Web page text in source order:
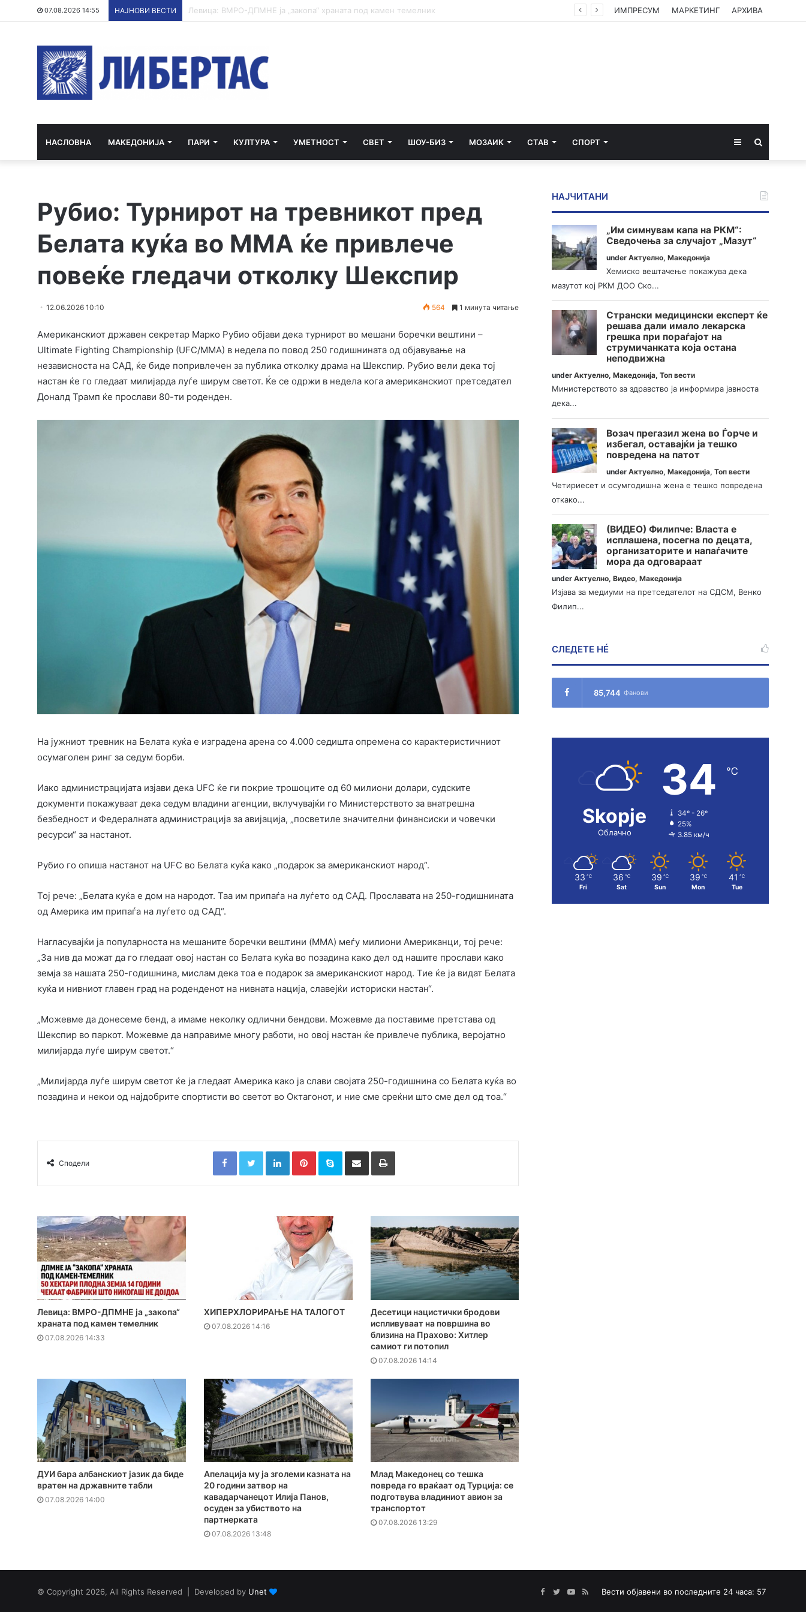
07.08.2026 14:55 НАЈНОВИ ВЕСТИ ХИПЕРХЛОРИРАЊЕ НА ТАЛОГОТ ИМПРЕСУМ МАРКЕТИНГ АРХИВА
НАСЛОВНА МАКЕДОНИЈА ПАРИ КУЛТУРА УМЕТНОСТ СВЕТ ШОУ-БИЗ МОЗАИК СТАВ СПОРТ Sidebar
Рубио: Турнирот на тревникот пред
Белата куќа во ММА ќе привлече
повеќе гледачи отколку Шекспир
12.06.2026 10:10 564 1 минута читање
Aмериканскиот државен секретар Марко Рубио објави дека турнирот во мешани боречки вештини –
Ultimate Fighting Championship (UFC/MMA) в недела по повод 250 годишнината од објавување на
независноста на САД, ќе биде попривлечен за публика отколку драма на Шекспир. Рубио вели дека тој
настан ќе го гледаат милијарда луѓе ширум светот. Ќе се одржи в недела кога американскиот претседател
Доналд Трамп ќе прослави 80-ти роденден.
На јужниот тревник на Белата куќа е изградена арена со 4.000 седишта опремена со карактеристичниот
осумаголен ринг за седум борби.
Иако администрацијата изјави дека UFC ќе ги покрие трошоците од 60 милиони долари, судските
документи покажуваат дека седум владини агенции, вклучувајќи го Министерството за внатрешна
безбедност и Федералната администрација за авијација, „посветиле значителни финансиски и човечки
ресурси“ за настанот.
Рубио го опиша настанот на UFC во Белата куќа како „подарок за американскиот народ“.
Тој рече: „Белата куќа е дом на народот. Таа им припаѓа на луѓето од САД. Прославата на 250-годишнината
од Америка им припаѓа на луѓето од САД“.
Нагласувајќи ја популарноста на мешаните боречки вештини (MMA) меѓу милиони Американци, тој рече:
„За нив да можат да го гледаат овој настан со Белата куќа во позадина како дел од нашите прослави како
земја за нашата 250-годишнина, мислам дека тоа е подарок за американскиот народ. Тие ќе ја видат Белата
куќа и нивниот главен град на роденденот на нивната нација, славејќи историски настан“.
„Можевме да донесеме бенд, а имаме неколку одлични бендови. Можевме да поставиме претстава од
Шекспир во паркот. Можевме да направиме многу работи, но овој настан ќе привлече публика, веројатно
милијарда луѓе ширум светот.“
„Милијарда луѓе ширум светот ќе ја гледаат Америка како ја слави својата 250-годишнина со Белата куќа во
позадина и некои од најдобрите спортисти во светот во Октагонот, и ние сме среќни што сме дел од тоа.“
Сподели
FacebookTwitterLinkedInPinterestSkype Сподели преку Е-маил Испринтај
Левица: ВМРО-ДПМНЕ ја „закопа“
храната под камен темелник
07.08.2026 14:33
ХИПЕРХЛОРИРАЊЕ НА ТАЛОГОТ
07.08.2026 14:16
Десетици нацистички бродови
испливуваат на површина во
близина на Прахово: Хитлер
самиот ги потопил
07.08.2026 14:14
ДУИ бара албанскиот јазик да биде
вратен на државните табли
07.08.2026 14:00
Апелација му ја зголеми казната на
20 години затвор на
кавадарчанецот Илија Панов,
осуден за убиството на
партнерката
07.08.2026 13:48
Млад Македонец со тешка
повреда го враќаат од Турција: се
подготвува владиниот авион за
транспортот
07.08.2026 13:29
НАЈЧИТАНИ
„Им симнувам капа на РКМ“:
Сведочења за случајот „Мазут“
underАктуелно,Македонија
Хемиско вештачење покажува дека
мазутот кој РКМ ДОО Ско...
Странски медицински експерт ќе
решава дали имало лекарска
грешка при пораѓајот на
струмичанката која остана
неподвижна
underАктуелно,Македонија,Топ вести
Министерството за здравство ја информира јавноста
дека...
Возач прегазил жена во Ѓорче и
избегал, оставајќи ја тешко
повредена на патот
underАктуелно,Македонија,Топ вести
Четириесет и осумгодишна жена е тешко повредена
откако...
(ВИДЕО) Филипче: Власта е
исплашена, посегна по децата,
организаторите и напаѓачите
мора да одговараат
underАктуелно,Видео,Македонија
Изјава за медиуми на претседателот на СДСМ, Венко
Филип...
СЛЕДЕТЕ НÉ
85,744 Фанови
Skopje
Облачно
34 ℃
34º - 26º
25%
3.85 км/ч
33 ℃
Fri
36 ℃
Sat
39 ℃
Sun
39 ℃
Mon
41 ℃
Tue
© Copyright 2026, All Rights Reserved | Developed by Unet Вести објавени во последните 24 часа: 57
Facebook
TwitterYouTube
RSS